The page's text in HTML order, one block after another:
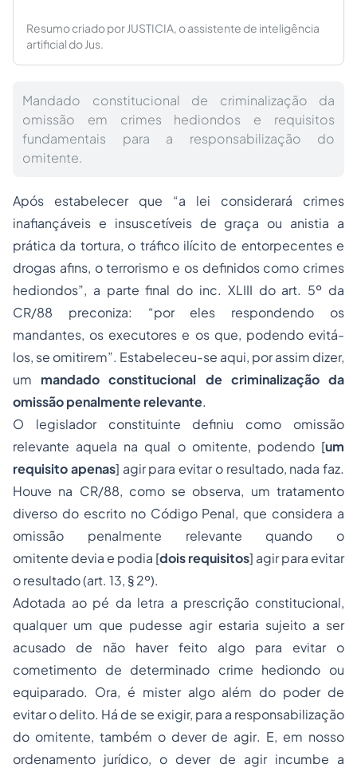
Resumo criado por JUSTICIA, o assistente de inteligência
artificial do Jus.
Mandado constitucional de criminalização da
omissão em crimes hediondos e requisitos
fundamentais para a responsabilização do
omitente.
Após estabelecer que “a lei considerará crimes
inafiançáveis e insuscetíveis de graça ou anistia a
prática da tortura, o tráfico ilícito de entorpecentes e
drogas afins, o terrorismo e os definidos como crimes
hediondos”, a parte final do inc. XLIII do art. 5º da
CR/88 preconiza: “por eles respondendo os
mandantes, os executores e os que, podendo evitá-
los, se omitirem”. Estabeleceu-se aqui, por assim dizer,
um mandado constitucional de criminalização da
omissão penalmente relevante.
O legislador constituinte definiu como omissão
relevante aquela na qual o omitente, podendo [um
requisito apenas] agir para evitar o resultado, nada faz.
Houve na CR/88, como se observa, um tratamento
diverso do escrito no Código Penal, que considera a
omissão penalmente relevante quando o
omitente devia e podia [dois requisitos] agir para evitar
o resultado (art. 13, § 2º).
Adotada ao pé da letra a prescrição constitucional,
qualquer um que pudesse agirestaria sujeito a ser
acusado de não haver feito algo para evitar o
cometimento de determinado crime hediondo ou
equiparado. Ora, é mister algo além do poder de
evitaro delito. Há de se exigir, para a responsabilização
do omitente, também o dever de agir. E, em nosso
ordenamento jurídico, o dever de agir incumbe a